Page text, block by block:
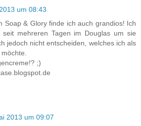
um 08:43
Soap & Glory finde ich auch grandios! Ich
seit mehreren Tagen im Douglas um sie
jedoch nicht entscheiden, welches ich als
;)
2013 um 09:07